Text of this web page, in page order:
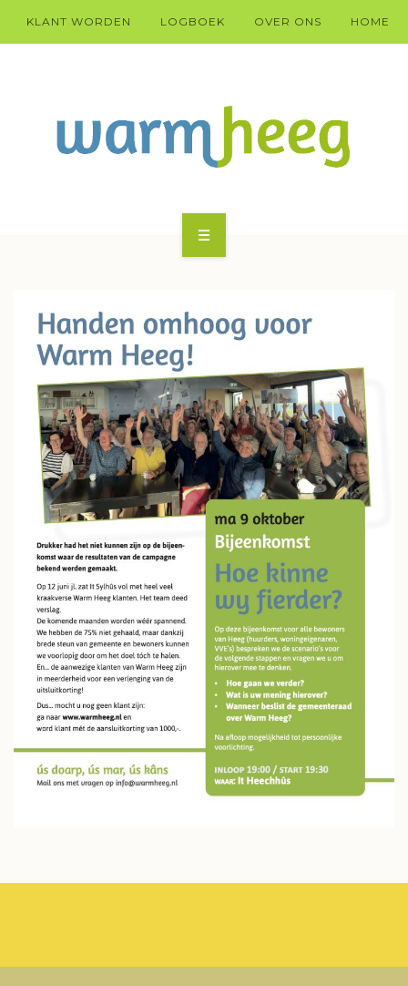
KLANT WORDEN LOGBOEK OVER ONS HOME
KLANT WARM HEEG WORDEN?
DOARP
TECHNYK
JILD
NIEUWS
CONTACT